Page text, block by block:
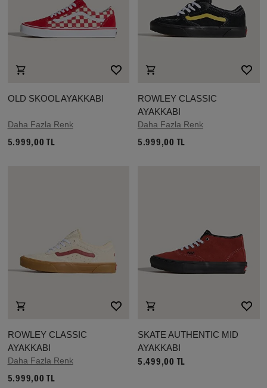
OLD SKOOL AYAKKABI
Daha Fazla Renk
5.999,00 TL
ROWLEY CLASSIC
AYAKKABI
Daha Fazla Renk
5.999,00 TL
ROWLEY CLASSIC
AYAKKABI
Daha Fazla Renk
5.999,00 TL
SKATE AUTHENTIC MID
AYAKKABI
5.499,00 TL